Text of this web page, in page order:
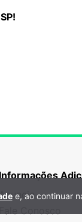
Informações
e, ao continuar